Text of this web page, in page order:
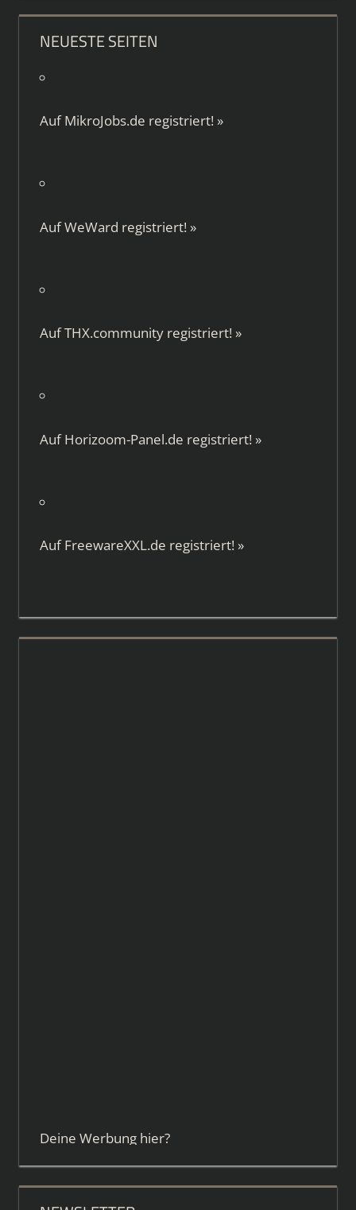
NEUESTE SEITEN
AufMikroJobs.de registriert! »
AufWeWard registriert! »
AufTHX.communityregistriert! »
AufHorizoom-Panel.de registriert! »
AufFreewareXXL.de registriert! »
Deine Werbung hier?